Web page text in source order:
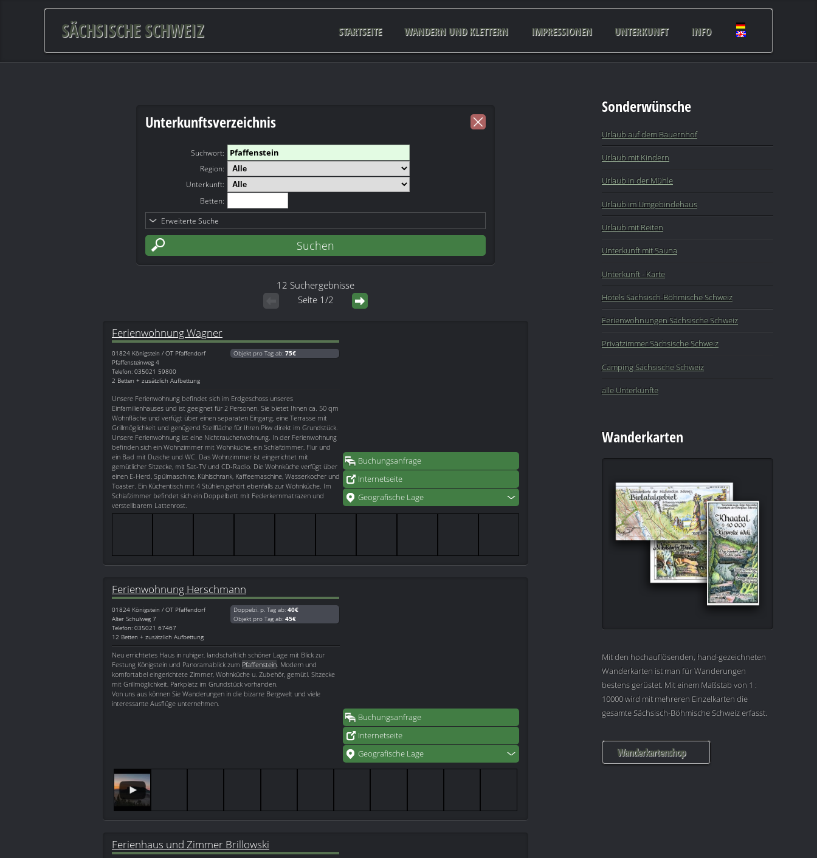
SÄCHSISCHE SCHWEIZ STARTSEITE WANDERN UND KLETTERN IMPRESSIONEN UNTERKUNFT INFO
Unterkunftsverzeichnis
Suchwort:
Region:
Unterkunft:
Betten:
Erweiterte Suche
12 Suchergebnisse
Seite 1/2
Buchungsanfrage
Internetseite
Geografische Lage
Ferienwohnung Wagner
01824 Königstein / OT Pfaffendorf
Pfaffensteinweg 4
Telefon: 035021 59800
2 Betten + zusätzlich Aufbettung
Objekt pro Tag ab: 75€
Unsere Ferienwohnung befindet sich im Erdgeschoss unseres
Einfamilienhauses und ist geeignet für 2 Personen. Sie bietet Ihnen ca. 50 qm
Wohnfläche und verfügt über einen separaten Eingang, eine Terrasse mit
Grillmöglichkeit und genügend Stellfläche für Ihren Pkw direkt im Grundstück.
Unsere Ferienwohnung ist eine Nichtraucherwohnung. In der Ferienwohnung
befinden sich ein Wohnzimmer mit Wohnküche, ein Schlafzimmer, Flur und
ein Bad mit Dusche und WC. Das Wohnzimmer ist eingerichtet mit
gemütlicher Sitzecke, mit Sat-TV und CD-Radio. Die Wohnküche verfügt über
einen E-Herd, Spülmaschine, Kühlschrank, Kaffeemaschine, Wasserkocher und
Toaster. Ein Küchentisch mit 4 Stühlen gehört ebenfalls zur Wohnküche. Im
Schlafzimmer befindet sich ein Doppelbett mit Federkernmatrazen und
verstellbarem Lattenrost.
Buchungsanfrage
Internetseite
Geografische Lage
Ferienwohnung Herschmann
01824 Königstein / OT Pfaffendorf
Alter Schulweg 7
Telefon: 035021 67467
12 Betten + zusätzlich Aufbettung
Doppelzi. p. Tag ab: 40€
Objekt pro Tag ab: 45€
Neu errichtetes Haus in ruhiger, landschaftlich schöner Lage mit Blick zur
Festung Königstein und Panoramablick zum Pfaffenstein. Modern und
komfortabel eingerichtete Zimmer, Wohnküche u. Zubehör, gemütl. Sitzecke
mit Grillmöglichkeit, Parkplatz im Grundstück vorhanden.
Von uns aus können Sie Wanderungen in die bizarre Bergwelt und viele
interessante Ausflüge unternehmen.
Ferienhaus und Zimmer Brillowski
Sonderwünsche
Urlaub auf dem Bauernhof
Urlaub mit Kindern
Urlaub in der Mühle
Urlaub im Umgebindehaus
Urlaub mit Reiten
Unterkunft mit Sauna
Unterkunft - Karte
Hotels Sächsisch-Böhmische Schweiz
Ferienwohnungen Sächsische Schweiz
Privatzimmer Sächsische Schweiz
Camping Sächsische Schweiz
alle Unterkünfte
Wanderkarten
Mit den hochauflösenden, hand-gezeichneten
Wanderkarten ist man für Wanderungen
bestens gerüstet. Mit einem Maßstab von 1 :
10000 wird mit mehreren Einzelkarten die
gesamte Sächsisch-Böhmische Schweiz erfasst.
Wanderkartenshop